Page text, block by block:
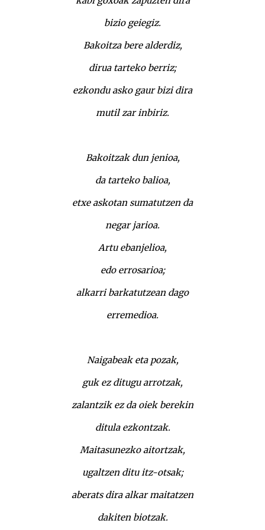
bizio geiegiz.
Bakoitza bere alderdiz,
dirua tarteko berriz;
ezkondu asko gaur bizi dira
mutil zar inbiriz.
Bakoitzak dun jenioa,
da tarteko balioa,
etxe askotan sumatutzen da
negar jarioa.
Artu ebanjelioa,
edo errosarioa;
alkarri barkatutzean dago
erremedioa.
Naigabeak eta pozak,
guk ez ditugu arrotzak,
zalantzik ez da oiek berekin
ditula ezkontzak.
Maitasunezko aitortzak,
ugaltzen ditu itz-otsak;
aberats dira alkar maitatzen
dakiten biotzak.